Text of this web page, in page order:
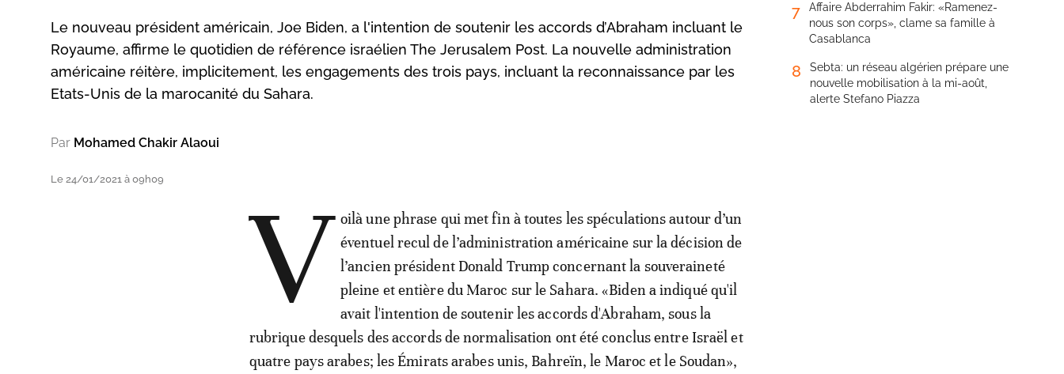
Le nouveau président américain, Joe Biden, a l'intention de soutenir les accords d’Abraham incluant le
Royaume, affirme le quotidien de référence israélien The Jerusalem Post. La nouvelle administration
américaine réitère, implicitement, les engagements des trois pays, incluant la reconnaissance par les
Etats-Unis de la marocanité du Sahara.
Par Mohamed Chakir Alaoui
Le 24/01/2021 à 09h09 V oilà une phrase qui met fin à toutes les spéculations autour d’un
éventuel recul de l’administration américaine sur la décision de
l’ancien président Donald Trump concernant la souveraineté
pleine et entière du Maroc sur le Sahara. «Biden a indiqué qu'il
avait l'intention de soutenir les accords d'Abraham, sous la
rubrique desquels des accords de normalisation ont été conclus entre Israël et
quatre pays arabes; les Émirats arabes unis, Bahreïn, le Maroc et le Soudan»,
7
Affaire Abderrahim Fakir: «Ramenez-
nous son corps», clame sa famille à
Casablanca
8
Sebta: un réseau algérien prépare une
nouvelle mobilisation à la mi-août,
alerte Stefano Piazza